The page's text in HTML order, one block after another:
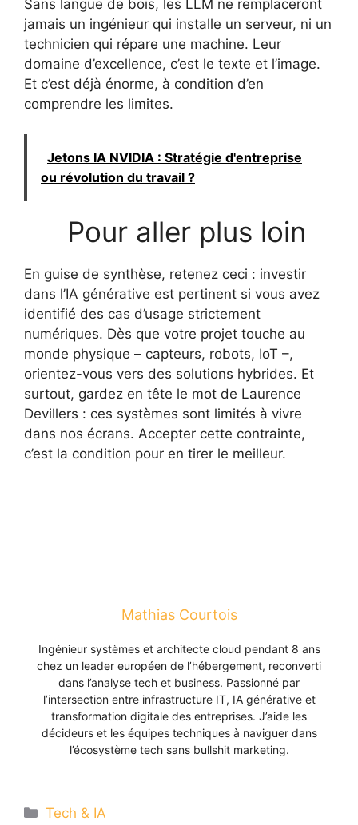
Sans langue de bois, les LLM ne remplaceront
jamais un ingénieur qui installe un serveur, ni un
technicien qui répare une machine. Leur
domaine d’excellence, c’est le texte et l’image.
Et c’est déjà énorme, à condition d’en
comprendre les limites.
Jetons IA NVIDIA : Stratégie d'entreprise
ou révolution du travail ?
Pour aller plus loin
En guise de synthèse, retenez ceci : investir
dans l’IA générative est pertinent si vous avez
identifié des cas d’usage strictement
numériques. Dès que votre projet touche au
monde physique – capteurs, robots, IoT –,
orientez-vous vers des solutions hybrides. Et
surtout, gardez en tête le mot de Laurence
Devillers : ces systèmes sont limités à vivre
dans nos écrans. Accepter cette contrainte,
c’est la condition pour en tirer le meilleur.
Mathias Courtois
Ingénieur systèmes et architecte cloud pendant 8 ans
chez un leader européen de l’hébergement, reconverti
dans l’analyse tech et business. Passionné par
l’intersection entre infrastructure IT, IA générative et
transformation digitale des entreprises. J’aide les
décideurs et les équipes techniques à naviguer dans
l’écosystème tech sans bullshit marketing.
Catégories
Tech & IA